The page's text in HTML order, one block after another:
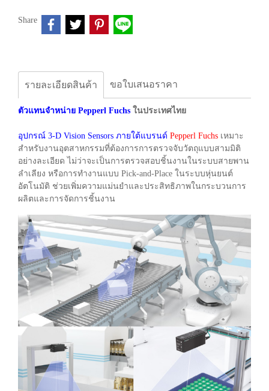
Share
รายละเอียดสินค้า ขอใบเสนอราคา
ตัวแทนจำหน่าย Pepperl Fuchs ในประเทศไทย
อุปกรณ์ 3-D Vision Sensors ภายใต้แบรนด์ Pepperl Fuchs เหมาะ
สำหรับงานอุตสาหกรรมที่ต้องการการตรวจจับวัตถุแบบสามมิติ
อย่างละเอียด ไม่ว่าจะเป็นการตรวจสอบชิ้นงานในระบบสายพาน
ลำเลียง หรือการทำงานแบบ Pick-and-Place ในระบบหุ่นยนต์
อัตโนมัติ ช่วยเพิ่มความแม่นยำและประสิทธิภาพในกระบวนการ
ผลิตและการจัดการชิ้นงาน